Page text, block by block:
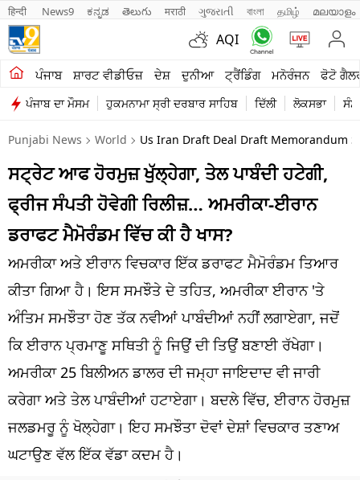
हिन्दी News9 ಕನ್ನಡ తెలుగు मराठी ગુજરાતી বাংলা தமிழ் മലയാളം
AQI
ਪੰਜਾਬ ਸ਼ਾਰਟ ਵੀਡੀਓਜ਼ ਦੇਸ਼ ਦੁਨੀਆ ਟ੍ਰੈਂਡਿੰਗ ਮਨੋਰੰਜਨ ਫੋਟੋ
ਪੰਜਾਬ ਦਾ ਮੌਸਮ ਹੁਕਮਨਾਮਾ ਸ੍ਰੀ ਦਰਬਾਰ ਸਾਹਿਬ ਦਿੱਲੀ ਲੋਕਸਭਾ
ਖੇਤੀਬਾੜੀ
ਸ਼ਾਰਟ ਵੀਡੀਓਜ਼
ਕਾਰੋਬਾਰ
ਕਰਿਅਰ
ਮਨੋਰੰਜਨ
ਦੇਸ਼
ਲਾਈਫ ਸਟਾਈਲ
ਪੰਜਾਬ
ਧਰਮ
ਖੇਡਾਂ
ਟੈਕਨੋਲਜੀ
Punjabi News World Us Iran Draft Deal Draft Memorandum
ਸਟ੍ਰੇਟ ਆਫ ਹੋਰਮੁਜ਼ ਖੁੱਲ੍ਹੇਗਾ, ਤੇਲ ਪਾਬੰਦੀ ਹਟੇਗੀ,
ਫ੍ਰੀਜ ਸੰਪਤੀ ਹੋਵੇਗੀ ਰਿਲੀਜ਼… ਅਮਰੀਕਾ-ਈਰਾਨ
ਡਰਾਫਟ ਮੈਮੋਰੰਡਮ ਵਿੱਚ ਕੀ ਹੈ ਖਾਸ?
ਅਮਰੀਕਾ ਅਤੇ ਈਰਾਨ ਵਿਚਕਾਰ ਇੱਕ ਡਰਾਫਟ ਮੈਮੋਰੰਡਮ ਤਿਆਰ
ਕੀਤਾ ਗਿਆ ਹੈ। ਇਸ ਸਮਝੌਤੇ ਦੇ ਤਹਿਤ, ਅਮਰੀਕਾ ਈਰਾਨ 'ਤੇ
ਅੰਤਿਮ ਸਮਝੌਤਾ ਹੋਣ ਤੱਕ ਨਵੀਆਂ ਪਾਬੰਦੀਆਂ ਨਹੀਂ ਲਗਾਏਗਾ, ਜਦੋਂ
ਕਿ ਈਰਾਨ ਪ੍ਰਮਾਣੂ ਸਥਿਤੀ ਨੂੰ ਜਿਉਂ ਦੀ ਤਿਉਂ ਬਣਾਈ ਰੱਖੇਗਾ।
ਅਮਰੀਕਾ 25 ਬਿਲੀਅਨ ਡਾਲਰ ਦੀ ਜਮ੍ਹਾ ਜਾਇਦਾਦ ਵੀ ਜਾਰੀ
ਕਰੇਗਾ ਅਤੇ ਤੇਲ ਪਾਬੰਦੀਆਂ ਹਟਾਏਗਾ। ਬਦਲੇ ਵਿੱਚ, ਈਰਾਨ ਹੋਰਮੁਜ਼
ਜਲਡਮਰੂ ਨੂੰ ਖੋਲ੍ਹੇਗਾ। ਇਹ ਸਮਝੌਤਾ ਦੋਵਾਂ ਦੇਸ਼ਾਂ ਵਿਚਕਾਰ ਤਣਾਅ
ਘਟਾਉਣ ਵੱਲ ਇੱਕ ਵੱਡਾ ਕਦਮ ਹੈ।